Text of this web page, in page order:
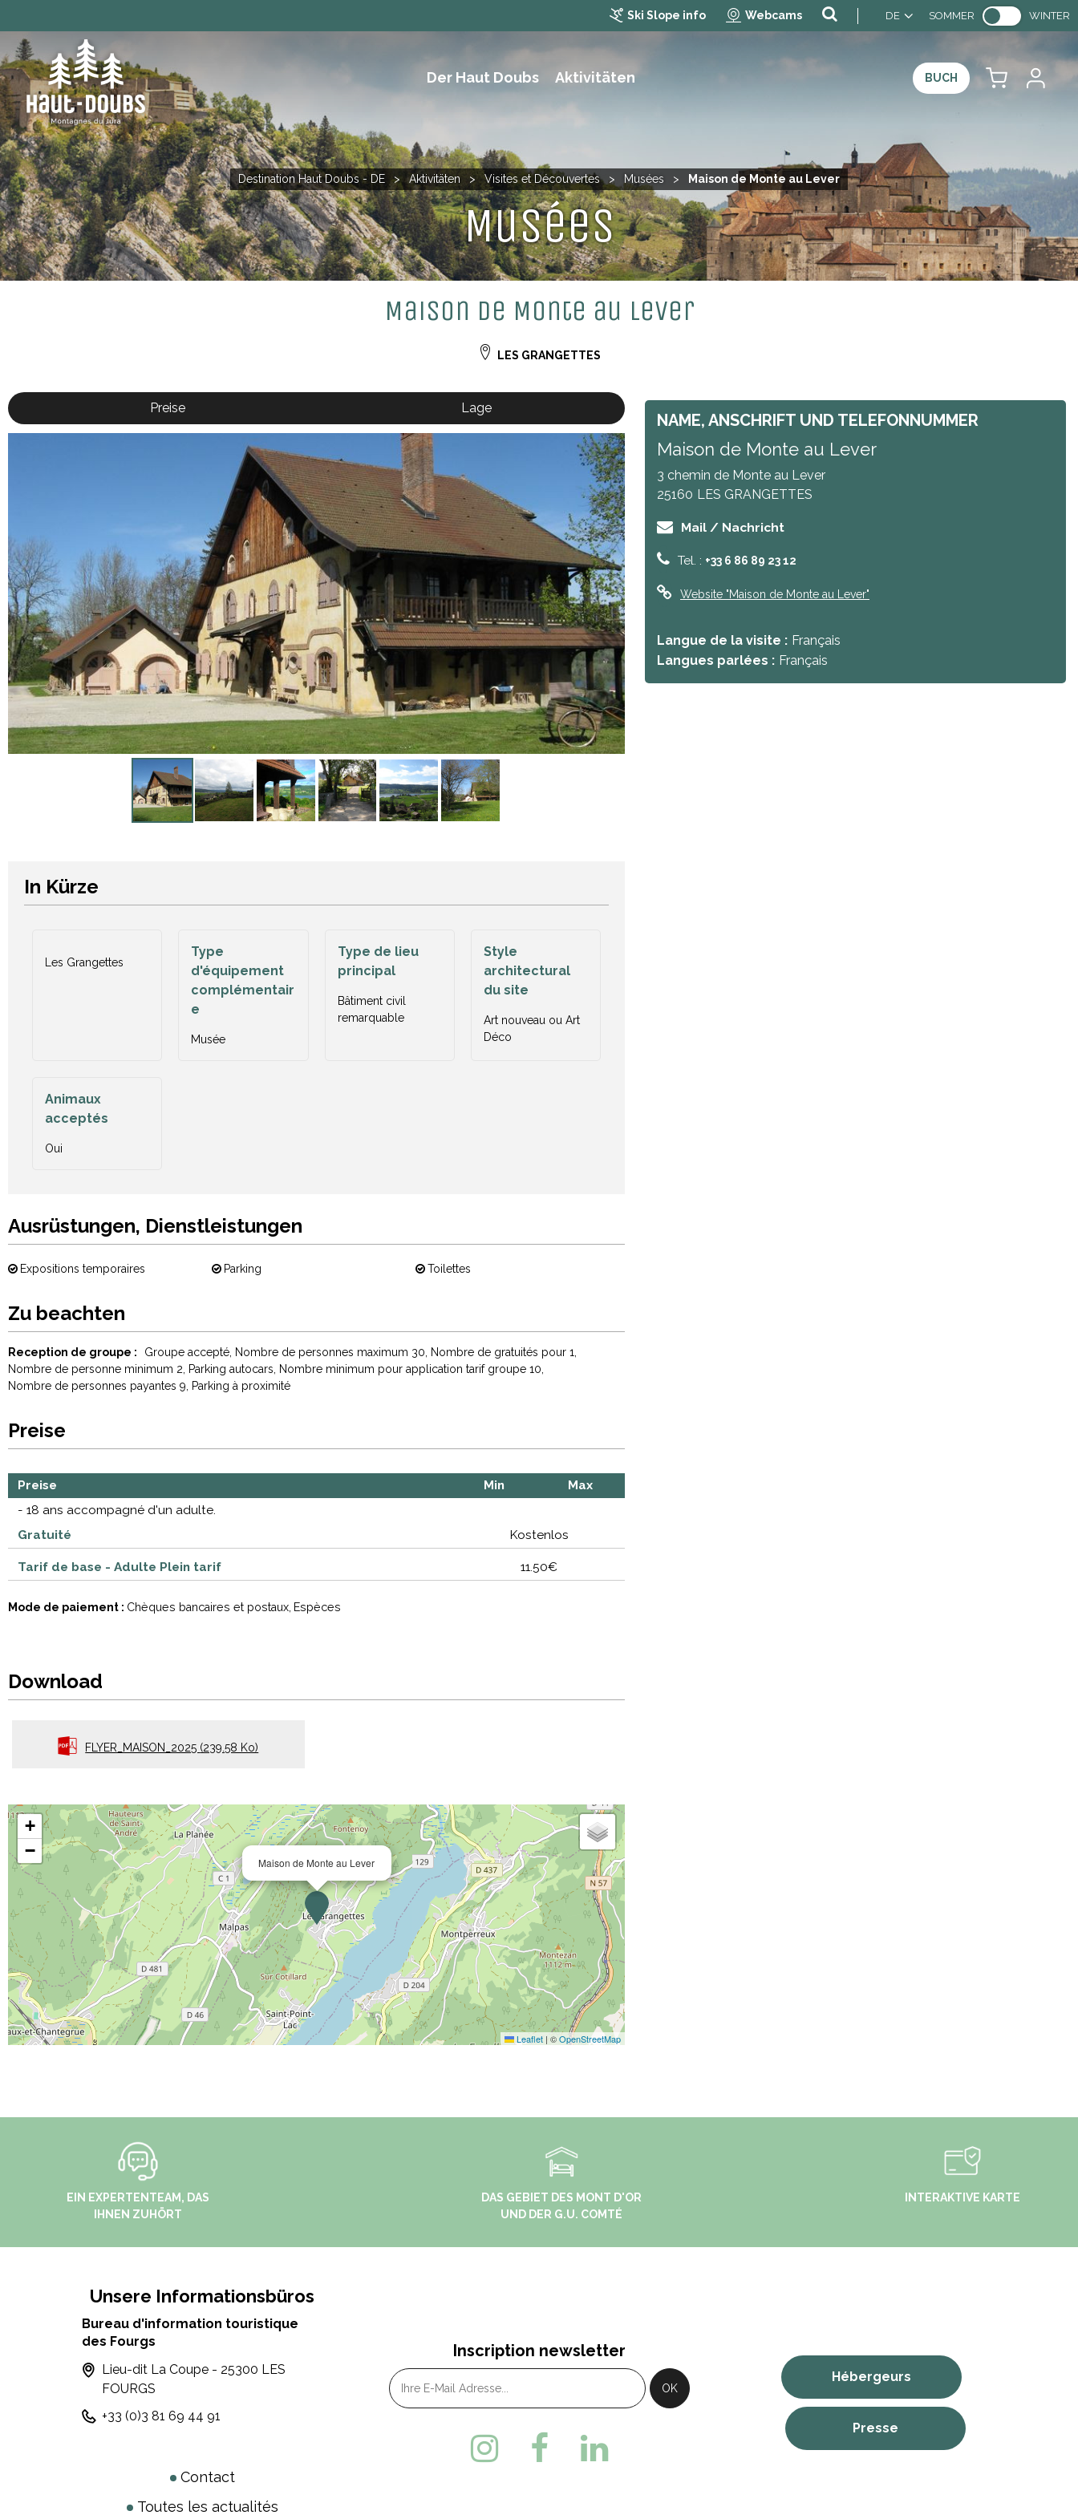
Ski Slope info Webcams DE SOMMER WINTER
Der Haut Doubs Aktivitäten BUCH
Destination Haut Doubs - DE > Aktivitäten > Visites et Découvertes > Musées > Maison de Monte au Lever
Musées
Maison de Monte au Lever
LES GRANGETTES
Preise Lage
In Kürze
Les Grangettes
Type
d'équipement
complémentair
e
Musée
Type de lieu
principal
Bâtiment civil
remarquable
Style
architectural
du site
Art nouveau ou Art
Déco
Animaux
acceptés
Oui
Ausrüstungen, Dienstleistungen
Expositions temporaires Parking Toilettes
NAME, ANSCHRIFT UND TELEFONNUMMER
Maison de Monte au Lever
3 chemin de Monte au Lever
25160 LES GRANGETTES
Mail / Nachricht
Tel. : +33 6 86 89 23 12
Website "Maison de Monte au Lever"
Langue de la visite : Français
Langues parlées : Français
Zu beachten
Reception de groupe : Groupe accepté Nombre de personnes maximum 30 Nombre de gratuités pour 1
Nombre de personne minimum 2 Parking autocars Nombre minimum pour application tarif groupe 10
Nombre de personnes payantes 9 Parking à proximité
Preise
Preise Min
Max
- 18 ans accompagné d'un adulte.
Gratuité
Kostenlos
Tarif de base - Adulte Plein tarif 11.50€
Mode de paiement : Chèques bancaires et postaux Espèces
Download
FLYER_MAISON_2025 (239.58 Ko)
Maison de Monte au Lever
+
−
Leaflet | ©OpenStreetMap
EIN EXPERTENTEAM, DAS
IHNEN ZUHÖRT
DAS GEBIET DES MONT D'OR
UND DER G.U. COMTÉ
INTERAKTIVE KARTE
Unsere Informationsbüros
Bureau d'information touristique
des Fourgs
Lieu-dit La Coupe - 25300 LES
FOURGS
+33 (0)3 81 69 44 91
Contact
Toutes les actualités
Inscription newsletter
Hébergeurs
Presse